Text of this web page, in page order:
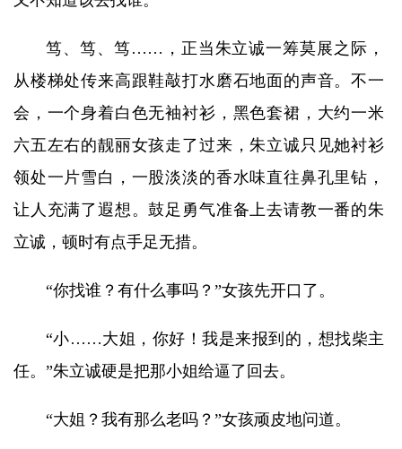
笃、笃、笃……，正当朱立诚一筹莫展之际，
从楼梯处传来高跟鞋敲打水磨石地面的声音。不一
会，一个身着白色无袖衬衫，黑色套裙，大约一米
六五左右的靓丽女孩走了过来，朱立诚只见她衬衫
领处一片雪白，一股淡淡的香水味直往鼻孔里钻，
让人充满了遐想。鼓足勇气准备上去请教一番的朱
立诚，顿时有点手足无措。
“你找谁？有什么事吗？”女孩先开口了。
“小……大姐，你好！我是来报到的，想找柴主
任。”朱立诚硬是把那小姐给逼了回去。
“大姐？我有那么老吗？”女孩顽皮地问道。